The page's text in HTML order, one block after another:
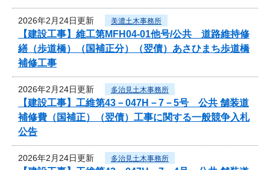
2026年2月24日更新 美濃土木事務所
【建設工事】維工第MFH04-01他号/公共 道路維持修
繕（歩道橋）（国補正分）（翌債）あさひまち歩道橋
補修工事
2026年2月24日更新 多治見土木事務所
【建設工事】工維第43－047H－7－5号 公共 舗装道
補修費（国補正）（翌債）工事に関する一般競争入札
公告
2026年2月24日更新 多治見土木事務所